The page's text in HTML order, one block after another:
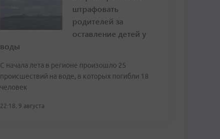
штрафовать
родителей за
оставление детей у
воды
С начала лета в регионе произошло 25
происшествий на воде, в которых погибли 18
человек
22:18, 9 августа